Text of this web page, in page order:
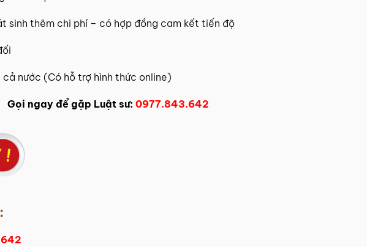
sinh thêm chi phí – có hợp đồng cam kết tiến độ
nước (Có hỗ trợ hình thức online)
Gọi ngay để gặp Luật sư: 0977.843.642